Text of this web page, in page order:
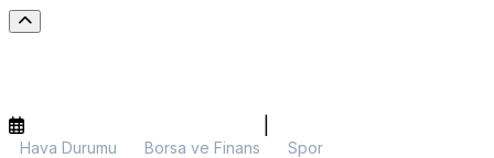
Hava Durumu Borsa ve Finans
Spor